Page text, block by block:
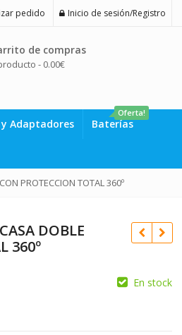
pedido Inicio de sesión/Registro
de compras
- 0.00€
y Adaptadores Baterías
Oferta!
PROTECCION TOTAL 360º
DOBLE
360º
En stock